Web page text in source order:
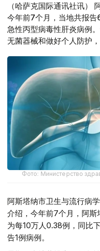
（哈萨克国际通讯社讯）
今年前7个月，当地共报
急性丙型病毒性肝炎病例
无菌器械和做好个人防护
Фото: Министерство
阿斯塔纳市卫生与流行病
介绍，今年前7个月，阿
为每10万人0.38例，同比
告1例病例。